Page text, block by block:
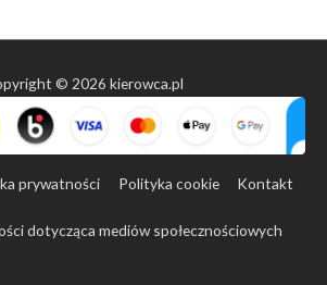
© 2026 kierowca.pl
prywatności Polityka cookie Kontakt
dotycząca mediów społecznościowych